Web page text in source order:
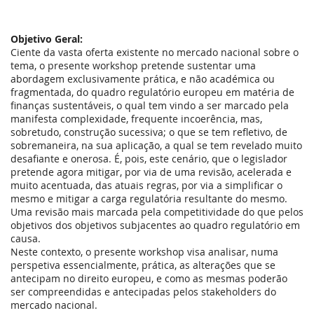
Objetivo Geral:
Ciente da vasta oferta existente no mercado nacional sobre o
tema, o presente workshop pretende sustentar uma
abordagem exclusivamente prática, e não académica ou
fragmentada, do quadro regulatório europeu em matéria de
finanças sustentáveis, o qual tem vindo a ser marcado pela
manifesta complexidade, frequente incoerência, mas,
sobretudo, construção sucessiva; o que se tem refletivo, de
sobremaneira, na sua aplicação, a qual se tem revelado muito
desafiante e onerosa. É, pois, este cenário, que o legislador
pretende agora mitigar, por via de uma revisão, acelerada e
muito acentuada, das atuais regras, por via a simplificar o
mesmo e mitigar a carga regulatória resultante do mesmo.
Uma revisão mais marcada pela competitividade do que pelos
objetivos dos objetivos subjacentes ao quadro regulatório em
causa.
Neste contexto, o presente workshop visa analisar, numa
perspetiva essencialmente, prática, as alterações que se
antecipam no direito europeu, e como as mesmas poderão
ser compreendidas e antecipadas pelos stakeholders do
mercado nacional.